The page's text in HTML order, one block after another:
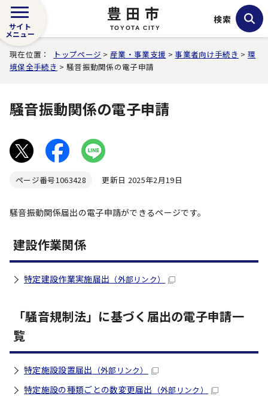
豊田市
TOYOTA CITY
サイト
メニュー
検索
現在位置： トップページ > 産業・事業支援 > 事業者向け手続き > 環
境保全手続き > 騒音振動関係の電子申請
騒音振動関係の電子申請
ページ番号1063428 更新日 2025年2月19日
騒音振動関係届出の電子申請ができるページです。
建設作業関係
特定建設作業実施届出 （外部リンク）
「騒音規制法」に基づく届出の電子申請一
覧
特定施設設置届出 （外部リンク）
特定施設の種類ごとの数変更届出 （外部リンク）